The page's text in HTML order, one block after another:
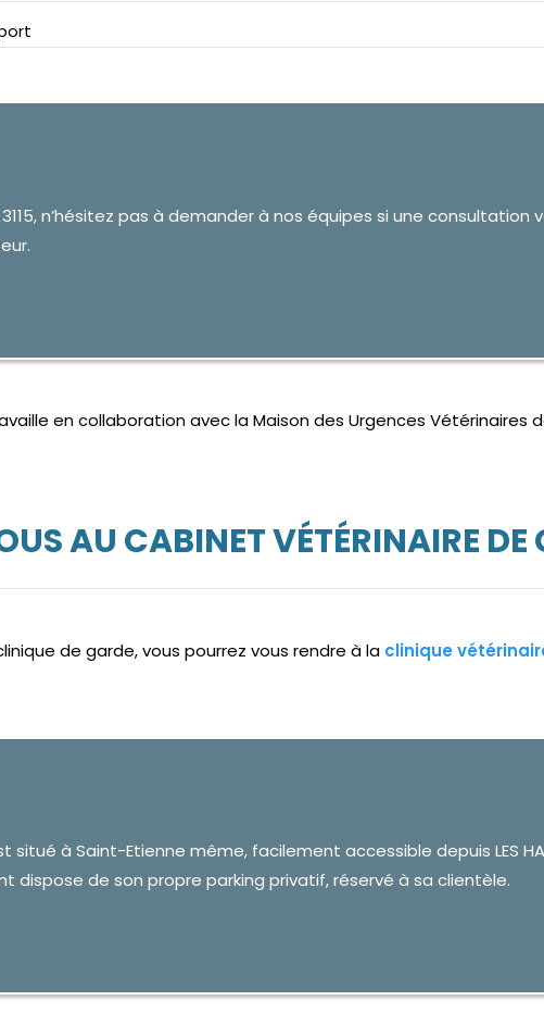
n’hésitez pas à demander à nos équipes si une
en collaboration avec la Maison des Urgences Vétérinaires
AU CABINET VÉTÉRINAIRE
de garde, vous pourrez vous rendre à la clinique
à Saint-Etienne même, facilement accessible depuis LES
dispose de son propre parking privatif, réservé à sa clientèle.